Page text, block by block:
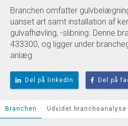
Branchen omfatter
uanset art samt installation af
gulvafhøvling, -slibning. Denne
433300, og ligger under
anlæg.
Del på linkedIn Del på
Branchen Udvidet brancheanalyse